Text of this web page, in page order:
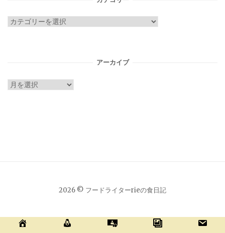
カ
アーカイブ
ア
2026 © フードライターrieの食日記